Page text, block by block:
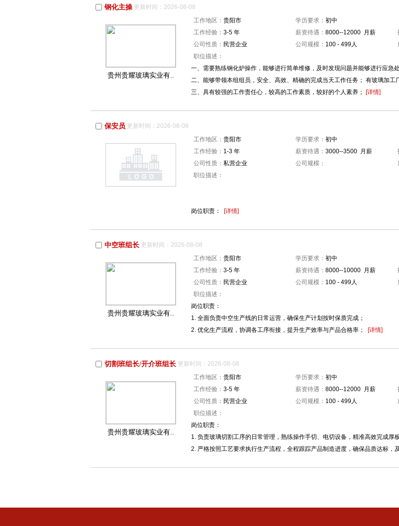
钢化主操 更新时间：2026-08-08
贵州贵耀玻璃实业有..
工作地区： 贵阳市 学历要求： 初中
工作经验： 3-5 年 薪资待遇： 8000--12000 月薪
公司性质： 民营企业 公司规模： 100 - 499人
职位描述：
一、需要熟练钢化炉操作，能够进行简单维修，及时发现问题并能够进行应急
二、能够带领本组组员，安全、高效、精确的完成当天工作任务； 有玻璃加工
三、具有较强的工作责任心，较高的工作素质，较好的个人素养； [详情]
保安员 更新时间：2026-08-08
工作地区： 贵阳市 学历要求： 初中
工作经验： 1-3 年 薪资待遇： 3000--3500 月薪
公司性质： 私营企业 公司规模：
职位描述：
岗位职责： [详情]
中空班组长 更新时间：2026-08-08
贵州贵耀玻璃实业有..
工作地区： 贵阳市 学历要求： 初中
工作经验： 3-5 年 薪资待遇： 8000--10000 月薪
公司性质： 民营企业 公司规模： 100 - 499人
职位描述：
岗位职责：
1. 全面负责中空生产线的日常运营，确保生产计划按时保质完成；
2. 优化生产流程，协调各工序衔接，提升生产效率与产品合格率； [详情]
切割班组长/开介班组长 更新时间：2026-08-08
贵州贵耀玻璃实业有..
工作地区： 贵阳市 学历要求： 初中
工作经验： 3-5 年 薪资待遇： 8000--12000 月薪
公司性质： 民营企业 公司规模： 100 - 499人
职位描述：
岗位职责：
1. 负责玻璃切割工序的日常管理，熟练操作手切、电切设备，精准高效完成厚
2. 严格按照工艺要求执行生产流程，全程跟踪产品制造进度，确保品质达标，